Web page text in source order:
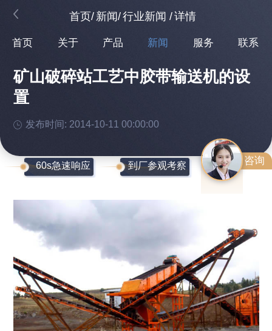
首页/ 新闻/行业新闻 /详情
首页 关于 产品 新闻 服务 联系
矿山破碎站工艺中胶带输送机的设
置
发布时间: 2014-10-11 00:00:00
咨询
60s急速响应 到厂参观考察